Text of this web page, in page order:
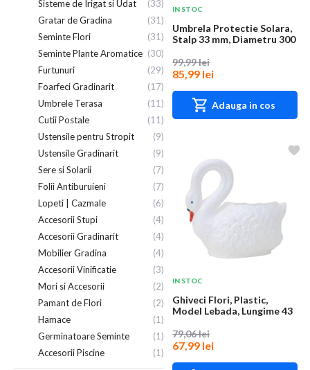
Sisteme de Irigat si Udat
(33)
Gratar de Gradina
(31)
Seminte Flori
(31)
Seminte Plante Aromatice (30)
Furtunuri
(29)
Foarfeci Gradinarit
(17)
Umbrele Terasa
(11)
Cutii Postale
(11)
Ustensile pentru Stropit
(9)
Ustensile Gradinarit
(9)
Sere si Solarii
(7)
Folii Antiburuieni
(7)
Lopeti | Cazmale
(6)
Accesorii Stupi
(4)
Accesorii Gradinarit
(4)
Mobilier Gradina
(4)
Accesorii Vinificatie
(3)
Mori si Accesorii
(2)
Pamant de Flori
(2)
Hamace
(1)
Germinatoare Seminte
(1)
Accesorii Piscine
(1)
IN STOC
Umbrela Protectie Solara,
Stalp 33 mm, Diametru 300
99,99 lei
85,99 lei
Adauga in cos
IN STOC
Ghiveci Flori, Plastic,
Model Lebada, Lungime 43
79,06 lei
67,99 lei